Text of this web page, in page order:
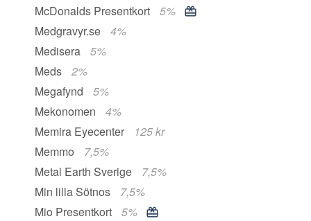
McDonalds Presentkort
5%
Medgravyr.se
4%
Medisera
5%
Meds
2%
Megafynd
5%
Mekonomen
4%
Memira Eyecenter
125 kr
Memmo
7,5%
Metal Earth Sverige
7,5%
Min lilla Sötnos
7,5%
Mio Presentkort
5%